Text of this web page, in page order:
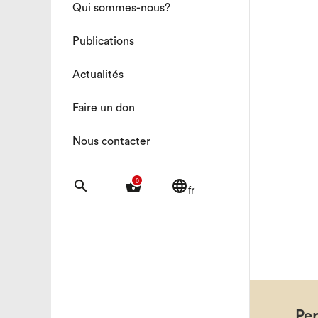
Qui sommes-nous?
Publications
Actualités
Faire un don
Nous contacter
search 0
shopping_basket languagefr